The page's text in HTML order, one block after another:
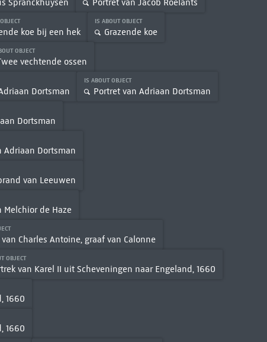
Spranckhuysen Portret van Jacob Roelants
koe bij een hek
IS ABOUT OBJECT
Grazende koe
OBJECT
vechtende ossen
Dortsman
IS ABOUT OBJECT
Portret van Adriaan Dortsman
Dortsman
Adriaan Dortsman
van Leeuwen
Melchior de Haze
Charles Antoine, graaf van Calonne
OBJECT
van Karel II uit Scheveningen naar Engeland, 1660
1660
1660